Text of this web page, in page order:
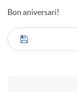
Bon aniversari!
C